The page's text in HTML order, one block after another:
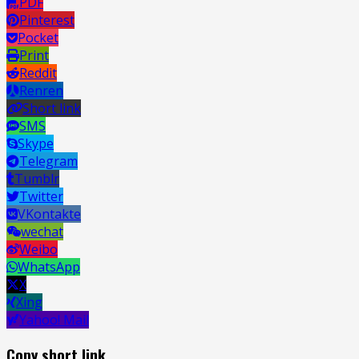
Pinterest
Pocket
Print
Reddit
Renren
Short link
SMS
Skype
Telegram
Tumblr
Twitter
VKontakte
wechat
Weibo
WhatsApp
X
Xing
Yahoo! Mail
Copy short link